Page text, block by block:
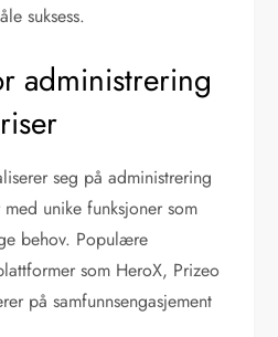
suksess.
administrering
seg på administrering
unike funksjoner som
behov. Populære
som HeroX, Prizeo
på samfunnsengasjement